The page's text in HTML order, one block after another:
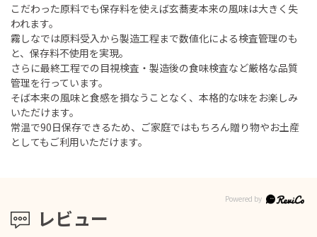
こだわった原料でも保存料を使えば玄蕎麦本来の風味は大きく失
われます。
霧しなでは原料受入から製造工程まで数値化による検査管理のも
と、保存料不使用を実現。
さらに最終工程での目視検査・製造後の食味検査など厳格な品質
管理を行っています。
そば本来の風味と食感を損なうことなく、本格的な味をお楽しみ
いただけます。
常温で90日保存できるため、ご家庭ではもちろん贈り物やお土産
としてもご利用いただけます。
レビュー